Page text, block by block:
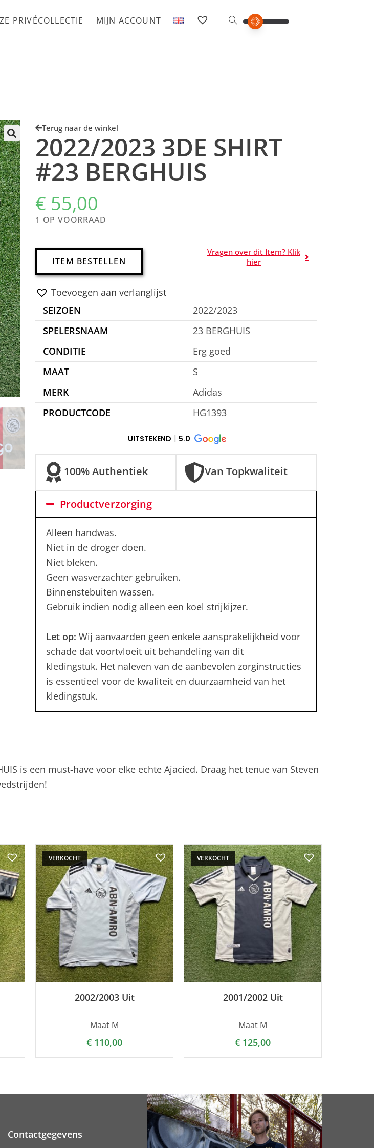
PRIVÉCOLLECTIE MIJN ACCOUNT
Terug naar de winkel
2022/2023 3DE SHIRT
#23 BERGHUIS
€ 55,00
1 OP VOORRAAD
ITEM BESTELLEN
e
a
t
e
Vragen over dit Item? Klik
hier
Toevoegen aan verlanglijst
SEIZOEN
2022/2023
SPELERSNAAM
23 BERGHUIS
CONDITIE
Erg goed
MAAT
S
MERK
Adidas
PRODUCTCODE
HG1393
UITSTEKEND 5.0
100% Authentiek Van Topkwaliteit
Productverzorging
Alleen handwas.
Niet in de droger doen.
Niet bleken.
Geen wasverzachter gebruiken.
Binnenstebuiten wassen.
Gebruik indien nodig alleen een koel strijkijzer.
Let op: Wij aanvaarden geen enkele aansprakelijkheid voor
schade dat voortvloeit uit behandeling van dit
kledingstuk. Het naleven van de aanbevolen zorginstructies
is essentieel voor de kwaliteit en duurzaamheid van het
kledingstuk.
is een must-have voor elke echte Ajacied. Draag het tenue van Steven
VERKOCHT
2002/2003 Uit
Maat M
€ 110,00
VERKOCHT
2001/2002 Uit
Maat M
€ 125,00
Contactgegevens